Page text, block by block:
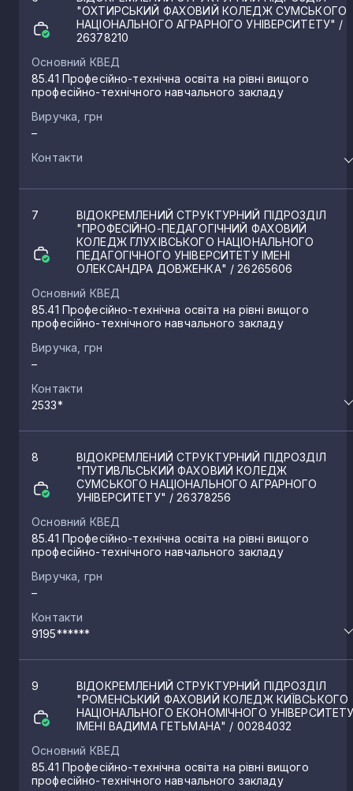
"ОХТИРСЬКИЙ ФАХОВИЙ КОЛЕДЖ СУМСЬКОГО
НАЦІОНАЛЬНОГО АГРАРНОГО УНІВЕРСИТЕТУ" /
26378210
Основний КВЕД
85.41 Професійно-технічна освіта на рівні вищого
професійно-технічного навчального закладу
Виручка, грн
–
Контакти
7
ВІДОКРЕМЛЕНИЙ СТРУКТУРНИЙ ПІДРОЗДІЛ
"ПРОФЕСІЙНО-ПЕДАГОГІЧНИЙ ФАХОВИЙ
КОЛЕДЖ ГЛУХІВСЬКОГО НАЦІОНАЛЬНОГО
ПЕДАГОГІЧНОГО УНІВЕРСИТЕТУ ІМЕНІ
ОЛЕКСАНДРА ДОВЖЕНКА" / 26265606
Основний КВЕД
85.41 Професійно-технічна освіта на рівні вищого
професійно-технічного навчального закладу
Виручка, грн
–
Контакти
2533*
8
ВІДОКРЕМЛЕНИЙ СТРУКТУРНИЙ ПІДРОЗДІЛ
"ПУТИВЛЬСЬКИЙ ФАХОВИЙ КОЛЕДЖ
СУМСЬКОГО НАЦІОНАЛЬНОГО АГРАРНОГО
УНІВЕРСИТЕТУ" / 26378256
Основний КВЕД
85.41 Професійно-технічна освіта на рівні вищого
професійно-технічного навчального закладу
Виручка, грн
–
Контакти
9195******
9
ВІДОКРЕМЛЕНИЙ СТРУКТУРНИЙ ПІДРОЗДІЛ
"РОМЕНСЬКИЙ ФАХОВИЙ КОЛЕДЖ КИЇВСЬКОГО
НАЦІОНАЛЬНОГО ЕКОНОМІЧНОГО
ІМЕНІ ВАДИМА ГЕТЬМАНА" / 00284032
Основний КВЕД
85.41 Професійно-технічна освіта на рівні вищого
професійно-технічного навчального закладу